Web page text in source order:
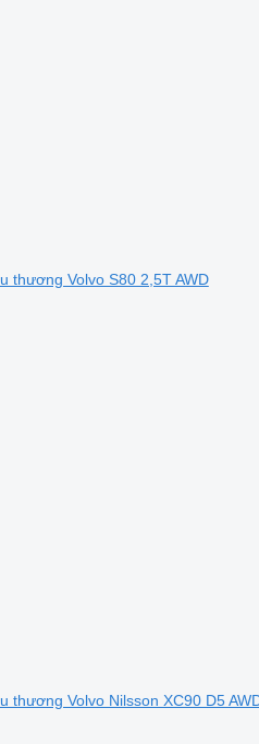
thương Volvo S80 2,5T AWD
thương Volvo Nilsson XC90 D5